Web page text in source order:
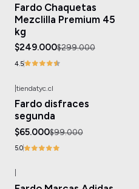
Fardo Chaquetas
Mezclilla Premium 45
kg
$249.000$299.000
4.5
tiendatyc.cl
Fardo disfraces
segunda
$65.000$99.000
5.0